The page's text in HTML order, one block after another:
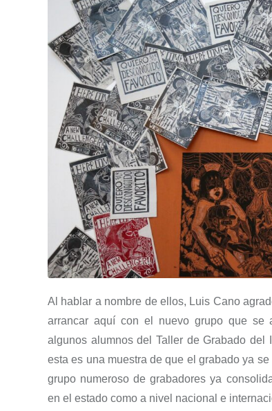
Al hablar a nombre de ellos, Luis Cano
arrancar aquí con el nuevo grupo que se
algunos alumnos del Taller de Grabado del
esta es una muestra de que el grabado ya se
grupo numeroso de grabadores ya
en el estado como a nivel nacional e i